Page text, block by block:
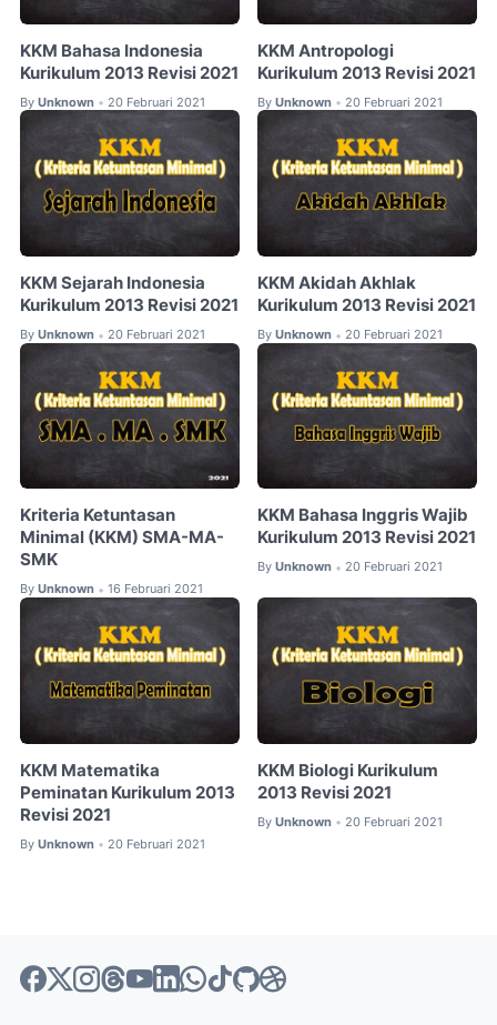
KKM Bahasa Indonesia
Kurikulum 2013 Revisi 2021
By Unknown • 20 Februari 2021
KKM Antropologi
Kurikulum 2013 Revisi 2021
By Unknown • 20 Februari 2021
KKM Sejarah Indonesia
Kurikulum 2013 Revisi 2021
By Unknown • 20 Februari 2021
KKM Akidah Akhlak
Kurikulum 2013 Revisi 2021
By Unknown • 20 Februari 2021
Kriteria Ketuntasan
Minimal (KKM) SMA-MA-
SMK
By Unknown • 16 Februari 2021
KKM Bahasa Inggris Wajib
Kurikulum 2013 Revisi 2021
By Unknown • 20 Februari 2021
KKM Matematika
Peminatan Kurikulum 2013
Revisi 2021
By Unknown • 20 Februari 2021
KKM Biologi Kurikulum
2013 Revisi 2021
By Unknown • 20 Februari 2021